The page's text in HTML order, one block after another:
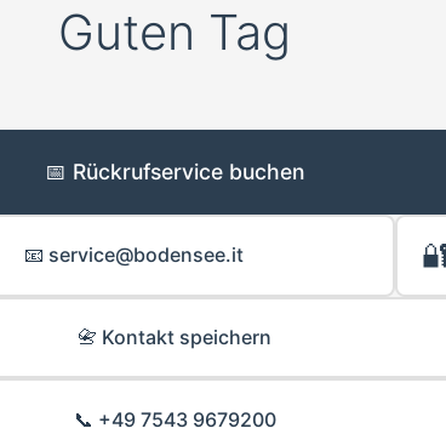
Guten Tag
📅 Rückrufservice buchen
📧 service@bodensee.it
📇 Kontakt speichern
📞 +49 7543 9679200